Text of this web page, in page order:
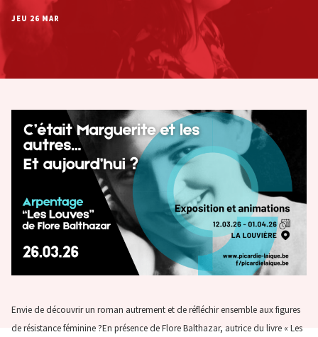
JEU 26 MAR
Envie de découvrir un roman autrement et de réfléchir ensemble aux figures
de résistance féminine ?En présence de Flore Balthazar, autrice du livre « Les